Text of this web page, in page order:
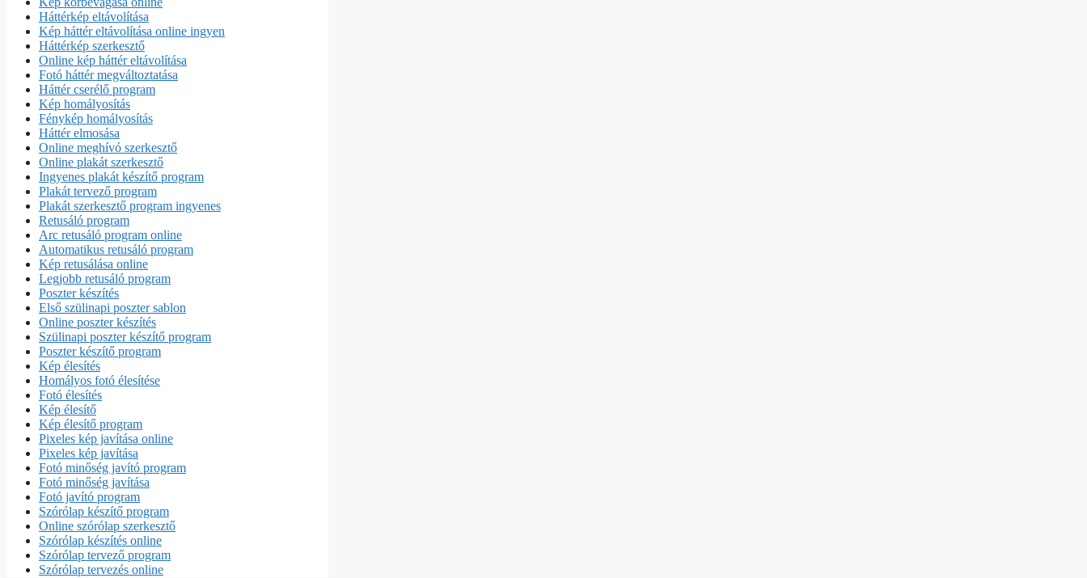
Háttérkép eltávolítása
Kép háttér eltávolítása online ingyen
Háttérkép szerkesztő
Online kép háttér eltávolítása
Fotó háttér megváltoztatása
Háttér cserélő program
Kép homályosítás
Fénykép homályosítás
Háttér elmosása
Online meghívó szerkesztő
Online plakát szerkesztő
Ingyenes plakát készítő program
Plakát tervező program
Plakát szerkesztő program ingyenes
Retusáló program
Arc retusáló program online
Automatikus retusáló program
Kép retusálása online
Legjobb retusáló program
Poszter készítés
Első szülinapi poszter sablon
Online poszter készítés
Szülinapi poszter készítő program
Poszter készítő program
Kép élesítés
Homályos fotó élesítése
Fotó élesítés
Kép élesítő
Kép élesítő program
Pixeles kép javítása online
Pixeles kép javítása
Fotó minőség javító program
Fotó minőség javítása
Fotó javító program
Szórólap készítő program
Online szórólap szerkesztő
Szórólap készítés online
Szórólap tervező program
Szórólap tervezés online